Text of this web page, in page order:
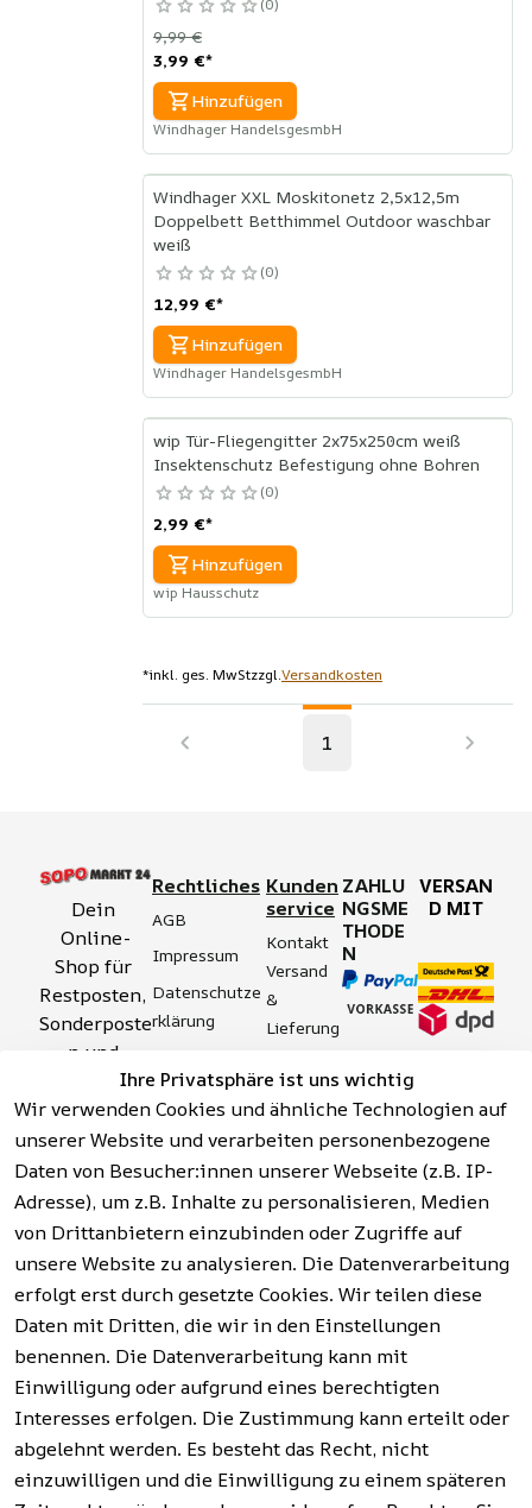
3,99 €*
9,99 €
Hinzufügen
Windhager HandelsgesmbH
Windhager XXL Moskitonetz 2,5x12,5m
Doppelbett Betthimmel Outdoor waschbar
weiß
0
12,99 €*
Hinzufügen
Windhager HandelsgesmbH
wip Tür-Fliegengitter 2x75x250cm weiß
Insektenschutz Befestigung ohne Bohren
0
2,99 €*
Hinzufügen
wip Hausschutz
*inkl. ges. MwStzzgl.Versandkosten
1
Ihre Privatsphäre ist uns wichtig
Wir verwenden Cookies und ähnliche Technologien auf
unserer Website und verarbeiten personenbezogene
Daten von Besucher:innen unserer Webseite (z.B. IP-
Adresse), um z.B. Inhalte zu personalisieren, Medien
von Drittanbietern einzubinden oder Zugriffe auf
unsere Website zu analysieren. Die Datenverarbeitung
erfolgt erst durch gesetzte Cookies. Wir teilen diese
Daten mit Dritten, die wir in den Einstellungen
benennen. Die Datenverarbeitung kann mit
Einwilligung oder aufgrund eines berechtigten
Interesses erfolgen. Die Zustimmung kann erteilt oder
abgelehnt werden. Es besteht das Recht, nicht
einzuwilligen und die Einwilligung zu einem späteren
Dein
Online-
Shop für
Restposten,
Sonderposte
n und
Aktionsartik
el rund um
Werkzeuge,
Garten,
Haushalt
und mehr.
Vertrag
widerrufen
Rechtliches
AGB
Impressum
Datenschutze
rklärung
tserklärung
Widerrufsrech
t
Hinweise zur
Batterieentso
rgung
Kunden
service
Kontakt
Versand
&
Lieferung
&
Sicherhei
t
Häufige
Fragen
(FAQ)
ZAHLU
NGSME
THODE
N
VERSAN
D MIT
Facebook |
Instagram |
Newsletter
AGB | Impressum |
Datenschutzerklärung |
Barrierefreiheitserklärung |
Widerrufsrecht